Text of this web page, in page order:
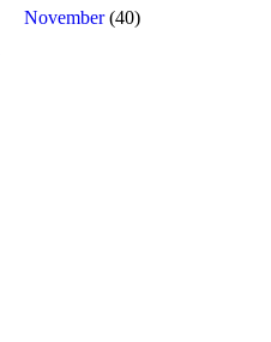
November(40)